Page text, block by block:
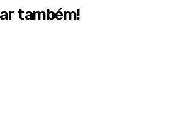
também!